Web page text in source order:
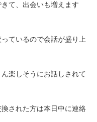
て、出会いも増えます
ているので会話が盛り上
楽しそうにお話しされて
された方は本日中に連絡